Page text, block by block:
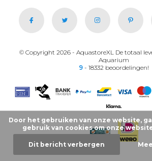
© Copyright 2026 - AquastoreXL De totaal
Aquarium
9 - 18332 beoordelingen!
Door het gebruiken van onze website,
gebruik van cookies om onze
Dit bericht verbergen